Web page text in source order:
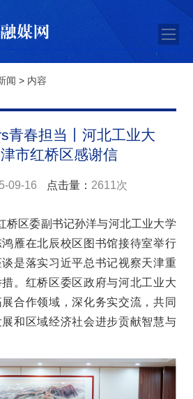
闻 > 内容
青春担当丨河北工业大
市红桥区感谢信
09-16 点击量： 2611次
桥区委副书记孙洋与河北工业大学
雁在北辰校区图书馆接待室举行
是落实习近平总书记视察天津重
。红桥区委区政府与河北工业大
合作领域，深化务实交流，共同
和区域经济社会进步贡献智慧与